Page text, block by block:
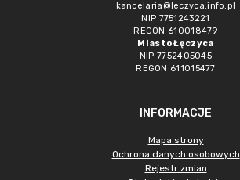
kancelaria@leczyca.info.pl
NIP 7751243221
REGON 610018479
Miasto Łęczyca
NIP 7752405045
REGON 611015477
INFORMACJE
Mapa strony
Ochrona danych osobowych
Rejestr zmian